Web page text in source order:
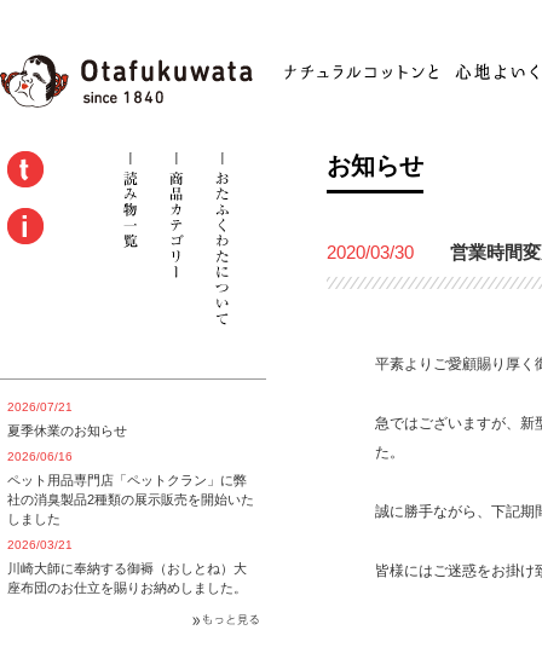
お知らせ
2020/03/30 営業時間
平素よりご愛顧賜り厚く
急ではございますが、新
た。
誠に勝手ながら、下記期
皆様にはご迷惑をお掛け
2026/07/21
夏季休業のお知らせ
2026/06/16
ペット用品専門店「ペットクラン」に弊
社の消臭製品2種類の展示販売を開始いた
しました
2026/03/21
川崎大師に奉納する御褥（おしとね）大
座布団のお仕立を賜りお納めしました。